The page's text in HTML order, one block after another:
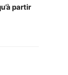
partir